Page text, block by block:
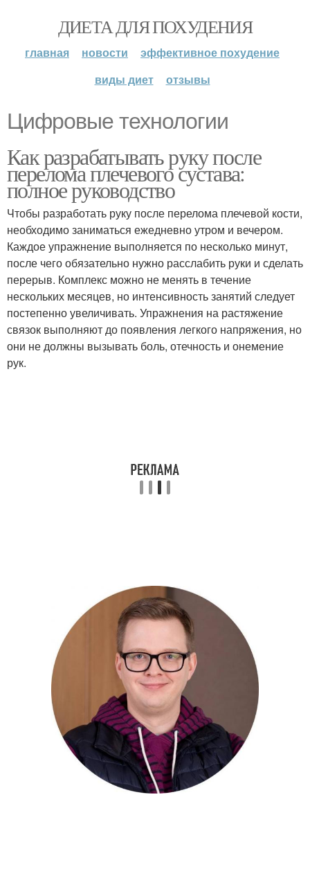
ДИЕТА ДЛЯ ПОХУДЕНИЯ
главная новости
эффективное похудение
виды диет
отзывы
Цифровые технологии
Как разрабатывать руку после
перелома плечевого сустава:
полное руководство
Чтобы разработать руку после перелома плечевой кости,
необходимо заниматься ежедневно утром и вечером.
Каждое упражнение выполняется по несколько минут,
после чего обязательно нужно расслабить руки и сделать
перерыв. Комплекс можно не менять в течение
нескольких месяцев, но интенсивность занятий следует
постепенно увеличивать. Упражнения на растяжение
связок выполняют до появления легкого напряжения, но
они не должны вызывать боль, отечность и онемение
рук.